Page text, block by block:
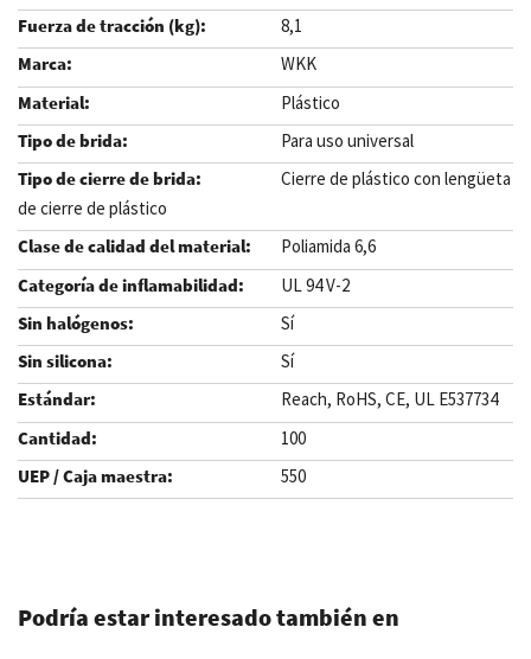
8,1
WKK
Plástico
Para uso universal
Cierre de plástico con lengüeta
de cierre de plástico
Poliamida 6,6
UL 94 V-2
Sí
Sí
Reach, RoHS, CE, UL E537734
100
550
Podría estar interesado también en